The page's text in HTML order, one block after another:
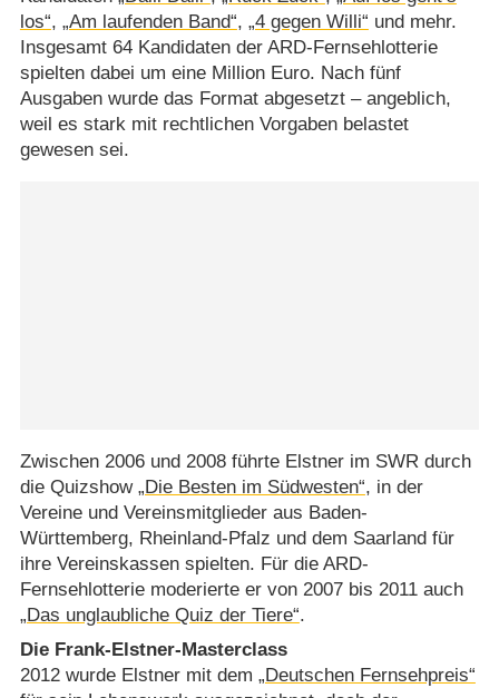
los“, „Am laufenden Band“, „4 gegen Willi“ und mehr.
Insgesamt 64 Kandidaten der ARD-Fernsehlotterie
spielten dabei um eine Million Euro. Nach fünf
Ausgaben wurde das Format abgesetzt – angeblich,
weil es stark mit rechtlichen Vorgaben belastet
gewesen sei.
Zwischen 2006 und 2008 führte Elstner im SWR durch
die Quizshow „Die Besten im Südwesten“, in der
Vereine und Vereinsmitglieder aus Baden-
Württemberg, Rheinland-Pfalz und dem Saarland für
ihre Vereinskassen spielten. Für die ARD-
Fernsehlotterie moderierte er von 2007 bis 2011 auch
„Das unglaubliche Quiz der Tiere“.
Die Frank-Elstner-Masterclass
2012 wurde Elstner mit dem „Deutschen Fernsehpreis“